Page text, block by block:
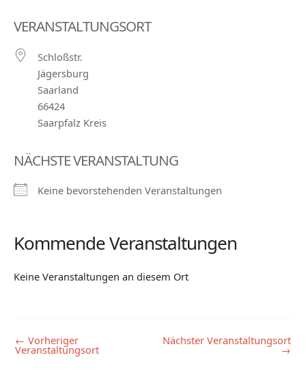
VERANSTALTUNGSORT
Schloßstr.
Jägersburg
Saarland
66424
Saarpfalz Kreis
NÄCHSTE VERANSTALTUNG
Keine bevorstehenden Veranstaltungen
Kommende Veranstaltungen
Keine Veranstaltungen an diesem Ort
← Vorheriger
Veranstaltungsort
Nächster Veranstaltungsort
→